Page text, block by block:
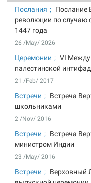
Послания
Послание
революции по случаю
1447 года
26 /May/ 2026
Церемонии
VI
палестинской
21 /Feb/ 2017
Встречи
Встреча
школьниками
2 /Nov/ 2016
Встречи
Встреча
министром Индии
23 /May/ 2016
Встречи
Верховный